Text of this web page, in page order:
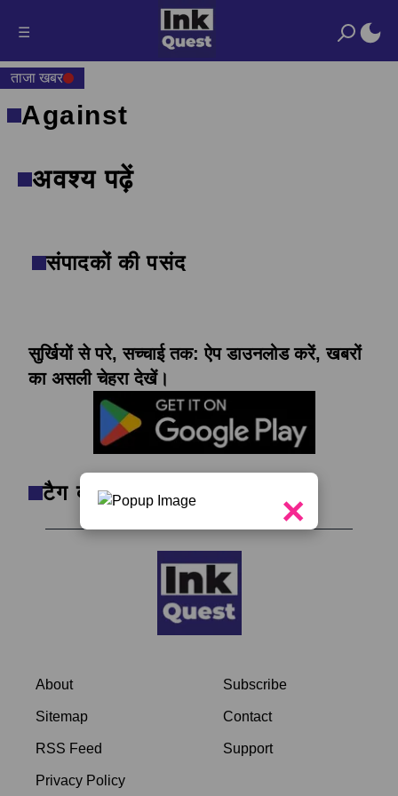
☰
ताजा खबर
×
Against
अवश्य पढ़ें
संपादकों की पसंद
सुर्खियों से परे, सच्चाई तक: ऐप डाउनलोड करें, खबरों
का असली चेहरा देखें।
टैग क्लाउड
About
Sitemap
RSS Feed
Privacy Policy
Subscribe
Contact
Support